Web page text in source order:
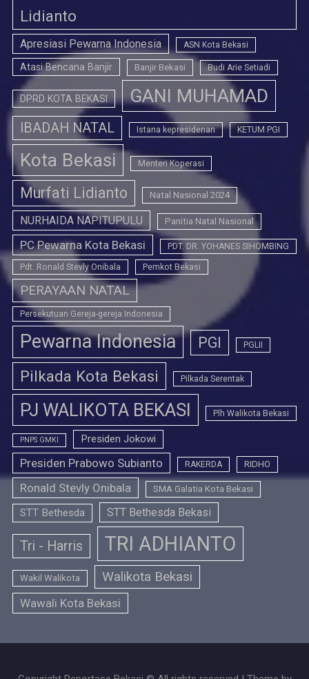
Lidianto
Apresiasi Pewarna Indonesia ASN Kota Bekasi
Atasi Bencana Banjir Banjir Bekasi Budi Arie Setiadi
DPRD KOTA BEKASI GANI MUHAMAD
IBADAH NATAL Istana kepresidenan KETUM PGI
Kota Bekasi Menteri Koperasi
Murfati Lidianto Natal Nasional 2024
NURHAIDA NAPITUPULU Panitia Natal Nasional
PC Pewarna Kota Bekasi PDT. DR. YOHANES SIHOMBING
Pdt. Ronald Stevly Onibala Pemkot Bekasi
PERAYAAN NATAL
Persekutuan Gereja-gereja Indonesia
Pewarna Indonesia PGI PGLII
Pilkada Kota Bekasi Pilkada Serentak
PJ WALIKOTA BEKASI Plh Walikota Bekasi
PNPS GMKI Presiden Jokowi
Presiden Prabowo Subianto RAKERDA RIDHO
Ronald Stevly Onibala SMA Galatia Kota Bekasi
STT Bethesda STT Bethesda Bekasi
Tri - Harris TRI ADHIANTO
Wakil Walikota Walikota Bekasi
Wawali Kota Bekasi